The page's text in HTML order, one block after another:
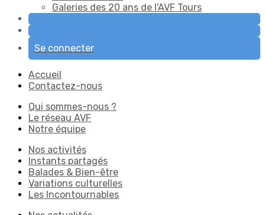
Galeries des 20 ans de l'AVF Tours
Se connecter
Accueil
Contactez-nous
Qui sommes-nous ?
Le réseau AVF
Notre équipe
Nos activités
Instants partagés
Balades & Bien-être
Variations culturelles
Les Incontournables